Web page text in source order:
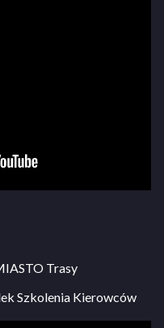
Trasy
Szkolenia Kierowców